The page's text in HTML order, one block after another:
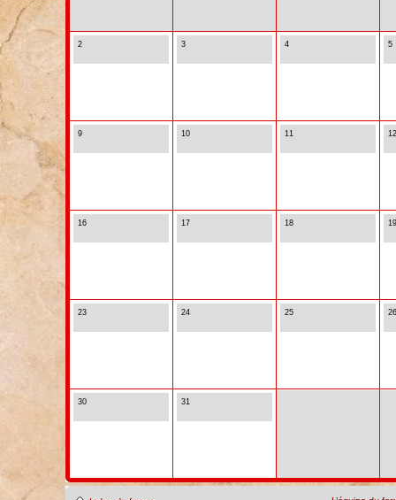
2 3 4 5
9 10 11 12
16 17 18 19
23 24 25 26
30 31